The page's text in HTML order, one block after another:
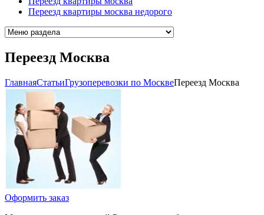
Переезд квартиры москва недорого
Переезд Москва
ГлавнаяCтатьиГрузоперевозки по МосквеПереезд Москва
Оформить заказ